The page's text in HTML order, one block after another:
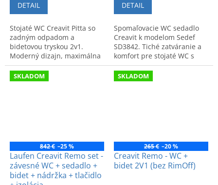
DETAIL
Stojaté WC Creavit Pitta so
zadným odpadom a
bidetovou tryskou 2v1.
Moderný dizajn, maximálna
hygiena a funkčnosť pre
vašu kúpeľňu.
DETAIL
Spomaľovacie WC sedadlo
Creavit k modelom Sedef
SD3842. Tiché zatváranie a
komfort pre stojaté WC s
bidetom 2v1. Kvalitný
doplnok pre modernú
kúpeľňu.
SKLADOM
842 € –25 %
Laufen Creavit Remo set -
závesné WC + sedadlo +
bidet + nádržka + tlačidlo
SKLADOM
265 € –20 %
Creavit Remo - WC +
bidet 2V1 (bez RimOff)